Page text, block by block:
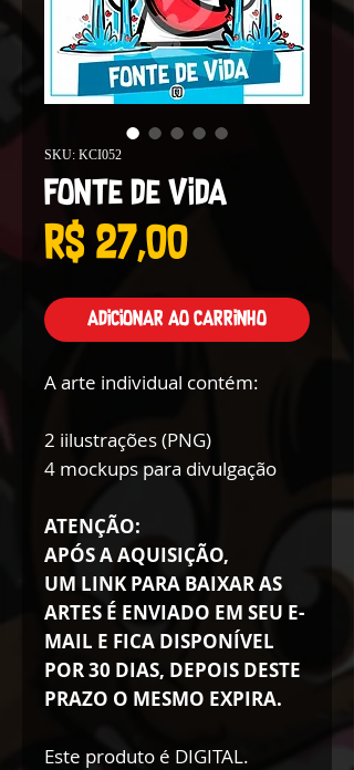
SKU: KCI052
Fonte de Vida
R$ 27,00Preço
Adicionar ao carrinho
A arte individual contém:
2 iilustrações (PNG)
4 mockups para divulgação
ATENÇÃO:
APÓS A AQUISIÇÃO,
UM LINK PARA BAIXAR AS
ARTES É ENVIADO EM SEU E-
MAIL E FICA DISPONÍVEL
POR 30 DIAS, DEPOIS DESTE
PRAZO O MESMO EXPIRA.
Este produto é DIGITAL.